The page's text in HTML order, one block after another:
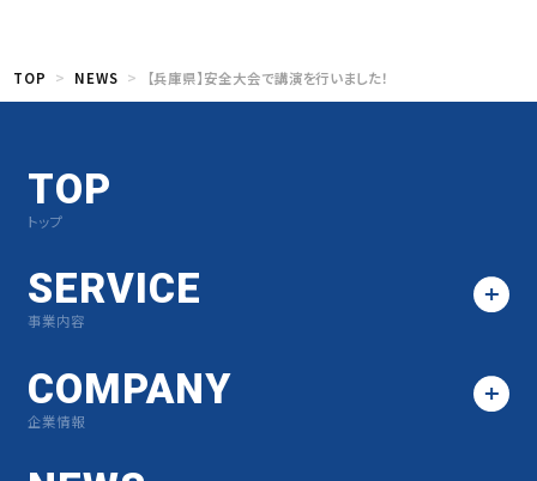
TOP NEWS 【兵庫県】安全大会で講演を行いました！
TOP
トップ
SERVICE
事業内容
COMPANY
企業情報